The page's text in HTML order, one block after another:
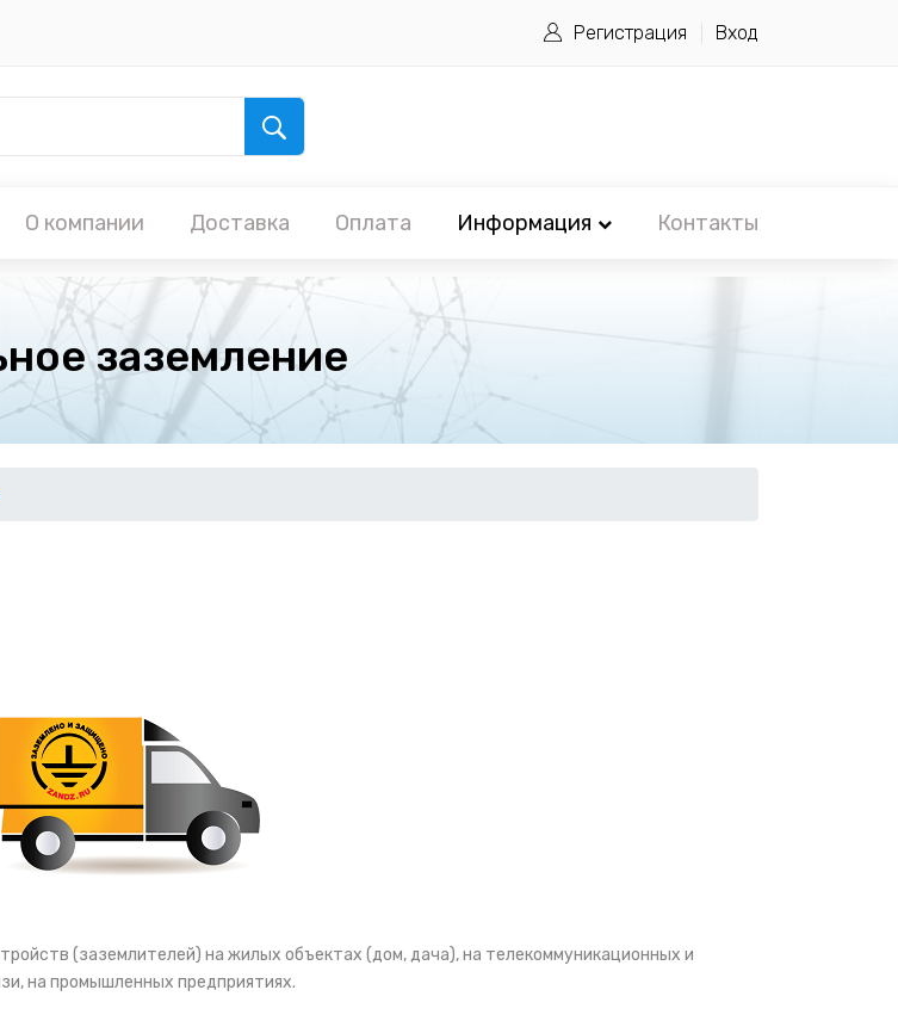
Регистрация Вход
О компании Доставка Оплата Информация Контакты
заземление
(заземлителей) на жилых объектах (дом, дача), на телекоммуникационных и
на промышленных предприятиях.